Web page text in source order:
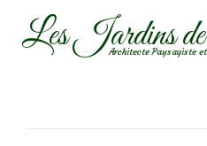
AllerLes Jardins
Architecte Paysagiste